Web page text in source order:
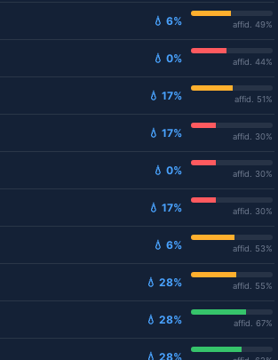
💧 6% affid. 49%
💧 0% affid. 44%
💧 17% affid. 51%
💧 17% affid. 30%
💧 0% affid. 30%
💧 17% affid. 30%
💧 6% affid. 53%
💧 28% affid. 55%
💧 28% affid. 67%
💧 28%